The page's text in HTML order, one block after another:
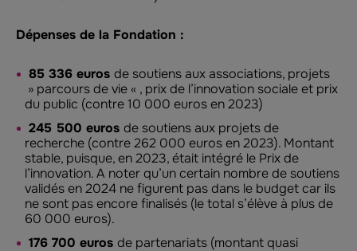
Dépenses de la Fondation :
85 336 eurosde soutiens aux associations, projets
» parcours de vie « , prix de l’innovation sociale et prix
du public (contre 10 000 euros en 2023)
245 500 eurosde soutiens aux projets de
recherche (contre 262 000 euros en 2023). Montant
stable, puisque, en 2023, était intégré le Prix de
l’innovation. A noter qu’un certain nombre de soutiens
validés en 2024 ne figurent pas dans le budget car ils
ne sont pas encore finalisés (le total s’élève à plus de
60 000 euros).
176 700 eurosde partenariats (montant quasi